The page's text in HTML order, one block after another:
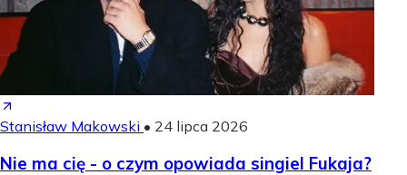
Stanisław Makowski • 24 lipca 2026
Nie ma cię - o czym opowiada singiel Fukaja?